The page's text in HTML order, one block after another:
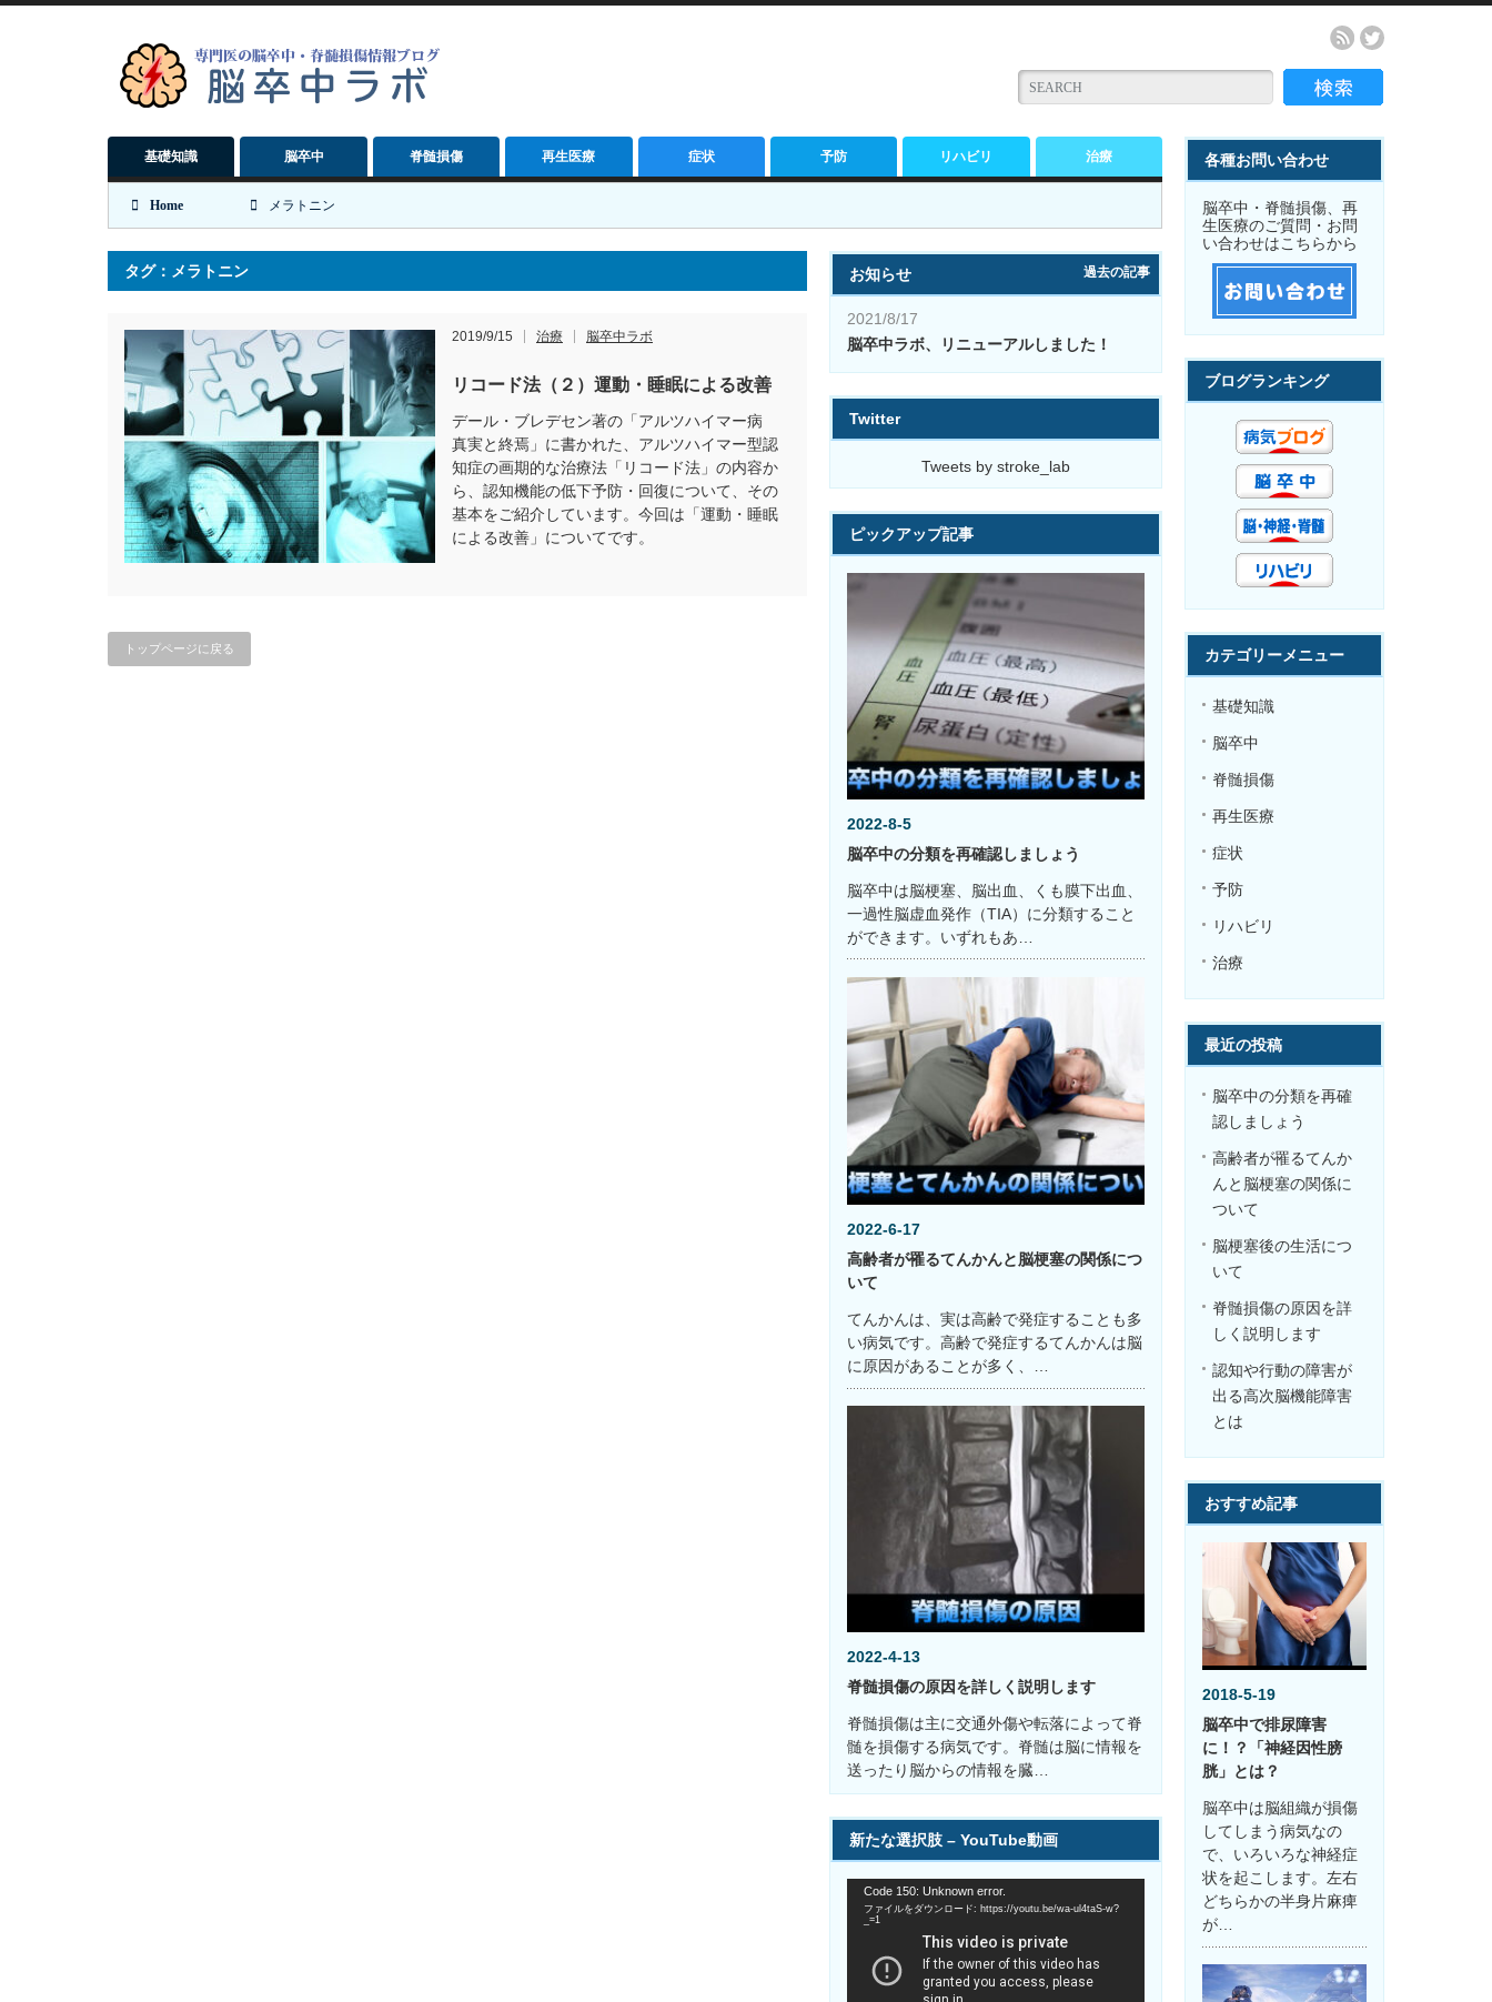
基礎知識 脳卒中 脊髄損傷 再生医療 症状 予防 リハビリ 治療
Home メラトニン
タグ：メラトニン
2019/9/15 治療 脳卒中ラボ
リコード法（２）運動・睡眠による改善
デール・ブレデセン著の「アルツハイマー病
真実と終焉」に書かれた、アルツハイマー型認
知症の画期的な治療法「リコード法」の内容か
ら、認知機能の低下予防・回復について、その
基本をご紹介しています。今回は「運動・睡眠
による改善」についてです。
トップページに戻る
お知らせ
2021/8/17
脳卒中ラボ、リニューアルしました！
過去の記事
Twitter
Tweets by stroke_lab
ピックアップ記事
2022-8-5
脳卒中の分類を再確認しましょう
脳卒中は脳梗塞、脳出血、くも膜下出血、
一過性脳虚血発作（TIA）に分類すること
ができます。いずれもあ…
2022-6-17
高齢者が罹るてんかんと脳梗塞の関係につ
いて
てんかんは、実は高齢で発症することも多
い病気です。高齢で発症するてんかんは脳
に原因があることが多く、…
2022-4-13
脊髄損傷の原因を詳しく説明します
脊髄損傷は主に交通外傷や転落によって脊
髄を損傷する病気です。脊髄は脳に情報を
送ったり脳からの情報を臓…
新たな選択肢 – YouTube動画
Code 150: Unknown error.
ファイルをダウンロード: https://youtu.be/wa-ul4taS-w?
_=1
各種お問い合わせ
脳卒中・脊髄損傷、再
生医療のご質問・お問
い合わせはこちらから
ブログランキング
カテゴリーメニュー
基礎知識
脳卒中
脊髄損傷
再生医療
症状
予防
リハビリ
治療
最近の投稿
脳卒中の分類を再確
認しましょう
高齢者が罹るてんか
んと脳梗塞の関係に
ついて
脳梗塞後の生活につ
いて
脊髄損傷の原因を詳
しく説明します
認知や行動の障害が
出る高次脳機能障害
とは
おすすめ記事
2018-5-19
脳卒中で排尿障害
に！？「神経因性膀
胱」とは？
脳卒中は脳組織が損傷
してしまう病気なの
で、いろいろな神経症
状を起こします。左右
どちらかの半身片麻痺
が…